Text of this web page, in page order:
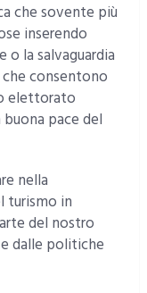
che sovente più
inserendo
la salvaguardia
consentono
elettorato
pace del
nella
turismo in
del nostro
dalle politiche